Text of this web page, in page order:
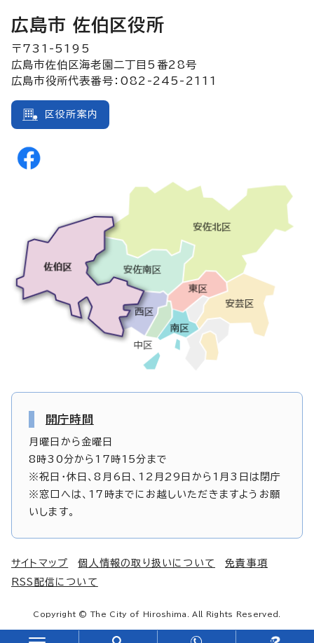
広島市 佐伯区役所
〒731-5195
広島市佐伯区海老園二丁目5番28号
広島市役所代表番号：082-245-2111
区役所案内
開庁時間
月曜日から金曜日
8時30分から17時15分まで
※祝日・休日、8月6日、12月29日から1月3日は閉庁
※窓口へは、17時までにお越しいただきますようお願
いします。
サイトマップ 個人情報の取り扱いについて
免責事項
RSS配信について
Copyright © The City of Hiroshima. All Rights Reserved.